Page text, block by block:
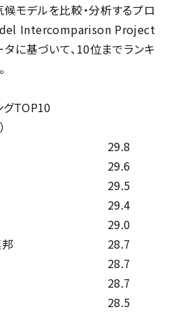
モデルを比較・分析するプロ
Intercomparison Project
に基づいて、10位までランキ
TOP10
29.8
29.6
29.5
29.4
29.0
28.7
28.7
28.7
28.5